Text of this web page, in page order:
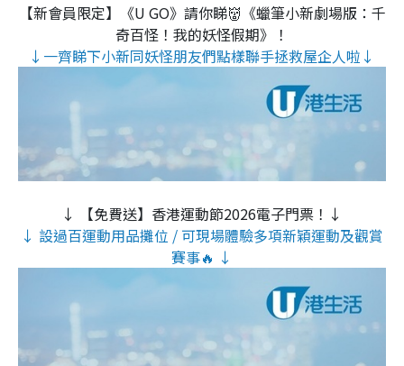
【新會員限定】《U GO》請你睇👹《蠟筆小新劇場版：千
奇百怪！我的妖怪假期》！
↓一齊睇下小新同妖怪朋友們點樣聯手拯救屋企人啦↓
↓ 【免費送】香港運動節2026電子門票！↓
↓ 設過百運動用品攤位 / 可現場體驗多項新穎運動及觀賞
賽事🔥 ↓